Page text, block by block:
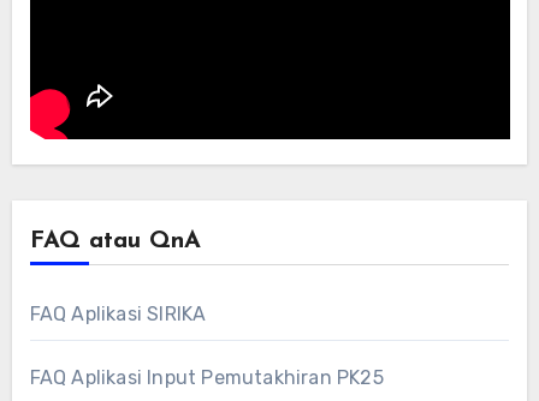
FAQ atau QnA
FAQ Aplikasi SIRIKA
FAQ Aplikasi Input Pemutakhiran PK25